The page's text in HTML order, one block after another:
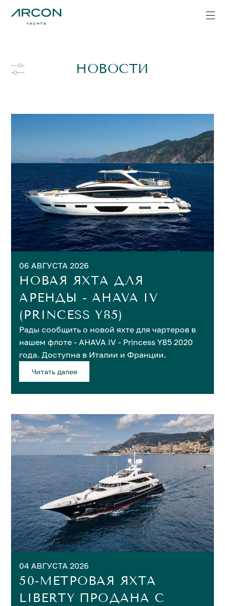
НОВОСТИ
06 АВГУСТА 2026
НОВАЯ ЯХТА ДЛЯ
АРЕНДЫ - AHAVA IV
(PRINCESS Y85)
Рады сообщить о новой яхте для чартеров в
нашем флоте - AHAVA IV - Princess Y85 2020
года. Доступна в Италии и Франции.
Читать далее
04 АВГУСТА 2026
50-МЕТРОВАЯ ЯХТА
LIBERTY ПРОДАНА C